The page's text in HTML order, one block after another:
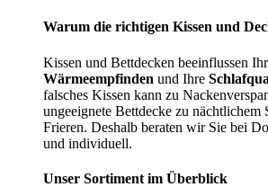
Warum die richtigen Kissen und
Kissen und Bettdecken beeinflussen
Wärmeempfinden und Ihre
falsches Kissen kann zu
ungeeignete Bettdecke zu nächtlichem
Frieren. Deshalb beraten wir Sie bei
und individuell.
Unser Sortiment im Überblick